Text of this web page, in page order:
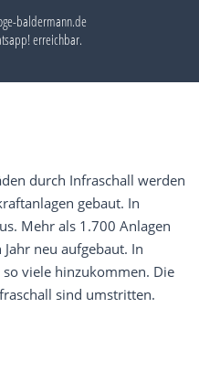
baldermann.de
erreichbar.
durch Infraschall werden
gebaut. In
Mehr als 1.700 Anlagen
neu aufgebaut. In
viele hinzukommen. Die
sind umstritten.